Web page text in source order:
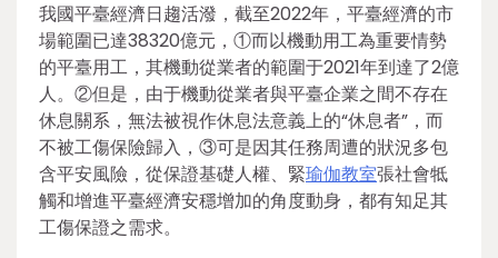
我國平臺經濟日趨活潑，截至2022年，平臺經濟的市
場範圍已達38320億元，①而以機動用工為重要情勢
的平臺用工，其機動從業者的範圍于2021年到達了2億
人。②但是，由于機動從業者與平臺企業之間不存在
休息關系，無法被視作休息法意義上的“休息者”，而
不被工傷保險歸入，③可是因其任務周遭的狀況多包
含平安風險，從保證基礎人權、緊瑜伽教室張社會牴
觸和增進平臺經濟安穩增加的角度動身，都有知足其
工傷保證之需求。